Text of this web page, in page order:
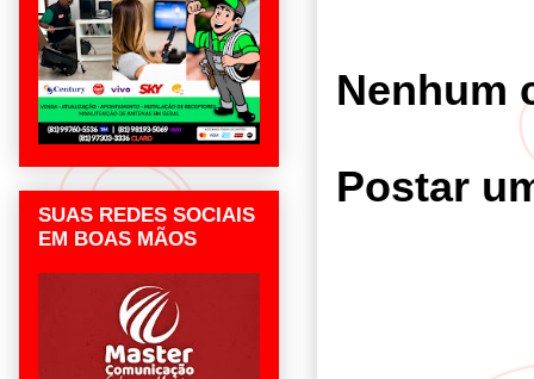
Nenhum
Postar
SUAS REDES SOCIAIS
EM BOAS MÃOS